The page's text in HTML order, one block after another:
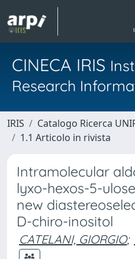
CINECA IRIS
Research
IRIS Catalogo Ricerca
1.1 Articolo in rivista
Intramolecular
lyxo-hexos-5-
new
D-chiro-inositol
CATELANI, GIORGIO;